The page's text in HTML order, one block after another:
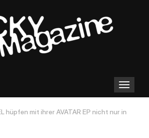
Toggle
navigation
hüpfen mit ihrer AVATAR EP nicht nur in